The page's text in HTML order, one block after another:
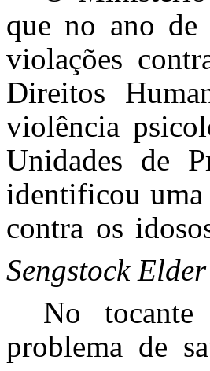
que no ano
violações
Direitos
violência
Unidades de
identificou uma
contra os
Sengstock
No
problema de